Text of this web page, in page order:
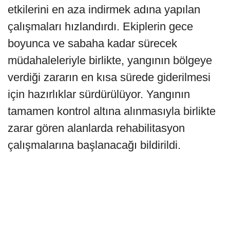
etkilerini en aza indirmek adına yapılan
çalışmaları hızlandırdı. Ekiplerin gece
boyunca ve sabaha kadar sürecek
müdahaleleriyle birlikte, yangının bölgeye
verdiği zararın en kısa sürede giderilmesi
için hazırlıklar sürdürülüyor. Yangının
tamamen kontrol altına alınmasıyla birlikte
zarar gören alanlarda rehabilitasyon
çalışmalarına başlanacağı bildirildi.